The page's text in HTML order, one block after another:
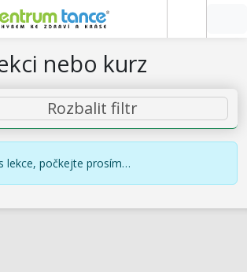
nebo kurz
Rozbalit filtr
lekce, počkejte prosím…